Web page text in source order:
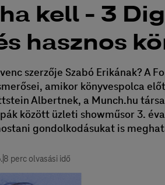
kell - 3
hasznos
szerzője Szabó Erikának? A
amikor könyvespolca
Albertnek, a Munch.hu
között üzleti showműsor 3.
gondolkodásukat is
8 perc olvasási idő